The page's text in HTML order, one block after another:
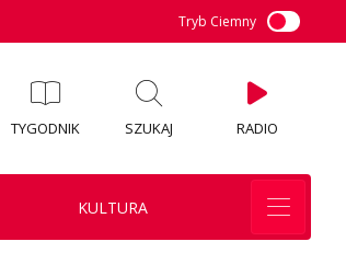
Tryb Ciemny
TYGODNIK SZUKAJ RADIO
KULTURA